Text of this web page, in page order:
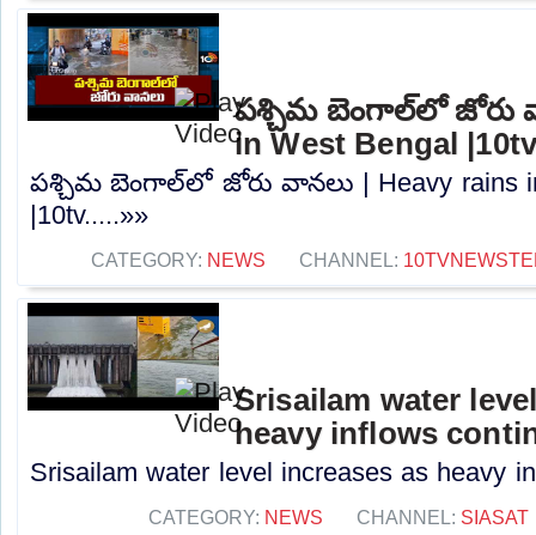
పశ్చిమ బెంగాల్‌లో జోరు
in West Bengal
పశ్చిమ బెంగాల్‌లో జోరు వానలు | Heavy rains
|10tv.....»»
CATEGORY: NEWS CHANNEL:
Srisailam water
heavy inflows
Srisailam water level increases as heavy
CATEGORY: NEWS CHANNEL: SIASAT